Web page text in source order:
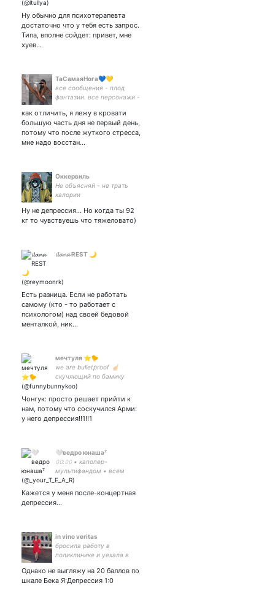
hate car dependancy and
bitch about that on twitter
(she/her)
Ну обычно для психотерапевта
достаточно что у тебя есть запрос.
Типа, вполне сойдет: привет, мне
хуев…
ТаСамаяНога💙💛
все сообщения - плод
фантазии. все персонажи -
кажется личным фото -
куплено в фотобанке.
5536913762699755
как отличить, я лежу в кровати
большую часть дня не первый день,
потому что после жуткого стресса,
мне надо восстан…
Оккервиль
Не объясняй - не трать
калории
Ну не депрессия... Но когда ты 92
кг то чувствуешь что тяжеловато)
𝓲𝓵𝓪𝓷𝓪 REST 🌙
Есть разница. Если не работать
самому (кто - то работает с
психологом) над своей бедовой
менталкой, ник…
мечтуля ⭐🐤
we are bulletproof ☝🏻
скучяющий по бамику
army ✨ moomoo ✨ 9-1-1
buddie ✨ феминизм мой
феминизм ✨
Чонгук: просто решает прийти к
нам, потому что соскучился Арми:
у него депрессия!!1!!1
🤍ведро юнаша⁷
𝟶𝟶:𝟶𝟶 • капопер-
мультифандом • всем
расистам вход запрещен •
Кажется у меня после-концертная
депрессия...
in vino veritas
бросила работу в
поликлинике и уехала в
Однако не выгляжу на 20 баллов по
шкале Бека Я:Депрессия 1:0